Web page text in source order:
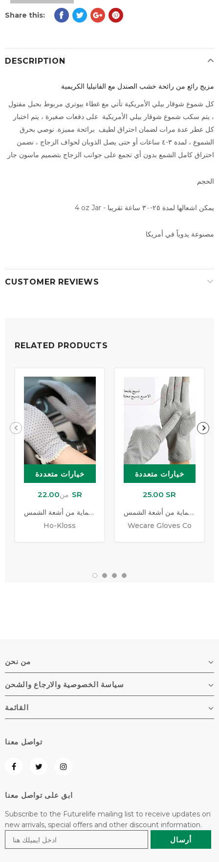
Share this:
DESCRIPTION
مزيج رائع من رائحة خشب الصندل مع الفانيليا الكريمية
كل شموع شوقار بيلي الأمريكية تأتي مع غطاء بيوتري مربوط بحبل مفتول
، يتم سكب شموع شوقار بيلي الأمريكية على دفعات صغيرة ، يتم اختبار
كل عطر عدة مرات لضمان احتراق لطيف برائحة مميزة. نوصي بحرق
الشموع ، لمدة ٣-٤ ساعات أو حتى يصل الذوبان لحواف الزجاج ، نضمن
احتراق كامل الشمع بدون أي تجمع على جوانب الزجاج بتصميم ماسون جار
الحجم
4 oz Jar - يمكن اشعالها لمدة ٢٥-٣٠ ساعة تقريبا
مصنوعة يدوياً في أمريكا
CUSTOMER REVIEWS
RELATED PRODUCTS
خيارات متعددة
من 22.00 SR
قفاز للحماية من أشعة الشمس
Ho-Kloss
خيارات متعددة
25.00 SR
قفازات القيادة للحماية من أشعة الشمس
Wecare Gloves Co
من نحن
سياسة الخصوصية والارجاع والشحن
القائمة
تواصل معنا
ابق على تواصل معنا
Subscribe to the Futurelife mailing list to receive updates on
new arrivals, special offers and other discount information.